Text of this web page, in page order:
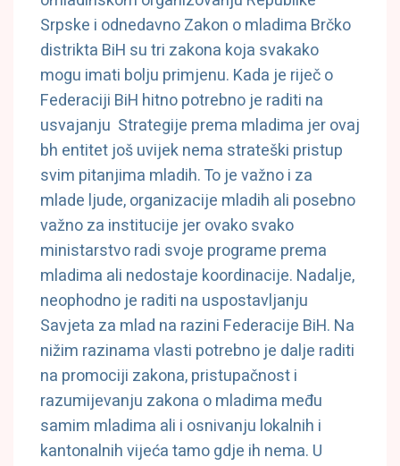
Srpske i odnedavno Zakon o mladima Brčko
distrikta BiH su tri zakona koja svakako
mogu imati bolju primjenu. Kada je riječ o
Federaciji BiH hitno potrebno je raditi na
usvajanju Strategije prema mladima jer ovaj
bh entitet još uvijek nema strateški pristup
svim pitanjima mladih. To je važno i za
mlade ljude, organizacije mladih ali posebno
važno za institucije jer ovako svako
ministarstvo radi svoje programe prema
mladima ali nedostaje koordinacije. Nadalje,
neophodno je raditi na uspostavljanju
Savjeta za mlad na razini Federacije BiH. Na
nižim razinama vlasti potrebno je dalje raditi
na promociji zakona, pristupačnost i
razumijevanju zakona o mladima među
samim mladima ali i osnivanju lokalnih i
kantonalnih vijeća tamo gdje ih nema. U